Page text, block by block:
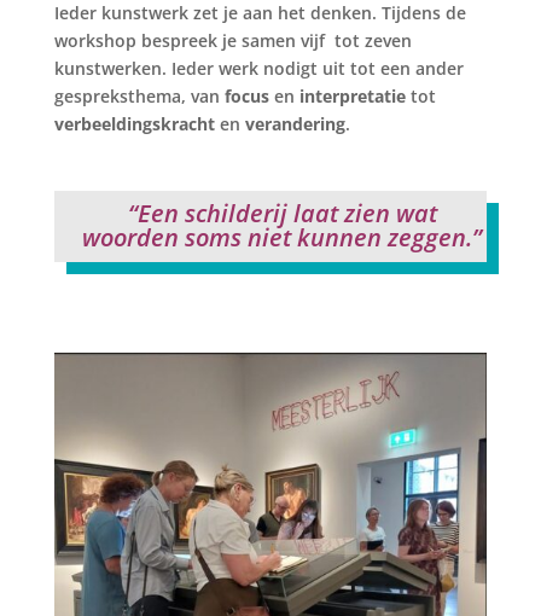
Ieder kunstwerk zet je aan het denken. Tijdens de
workshop bespreek je samen vijf tot zeven
kunstwerken. Ieder werk nodigt uit tot een ander
gespreksthema, van focusen interpretatietot
verbeeldingskrachten verandering.
“Een schilderij laat zien wat
woorden soms niet kunnen zeggen.”